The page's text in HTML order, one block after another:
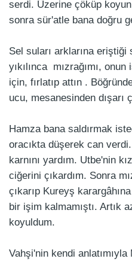
serdi. Üzerine çöküp
sonra sür'atle bana doğru
Sel suları arklarına eriştiği
yıkılınca mızrağımı,
için, fırlatıp attın .
ucu, mesanesinden dışarı
Hamza bana saldırmak
oracıkta düşerek can
karnını yardım. Utbe'nin
ciğerini çıkardım. Sonra
çıkarıp Kureyş
bir işim kalmamıştı. Artık
koyuldum.
Vahşi'nin kendi anlatımıyla